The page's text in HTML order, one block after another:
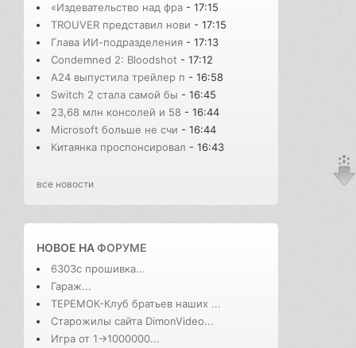
«Издевательство над фра - 17:15
TROUVER представил нови - 17:15
Глава ИИ-подразделения - 17:13
Condemned 2: Bloodshot - 17:12
A24 выпустила трейлер п - 16:58
Switch 2 стала самой бы - 16:45
23,68 млн консолей и 58 - 16:44
Microsoft больше не счи - 16:44
Китаянка проспонсировал - 16:43
все новости
НОВОЕ НАФОРУМЕ
6303с прошивка...
Гараж...
ТЕРЕМОК-Клуб братьев наших ...
Старожилы сайта DimonVideo...
Игра от 1->1000000...